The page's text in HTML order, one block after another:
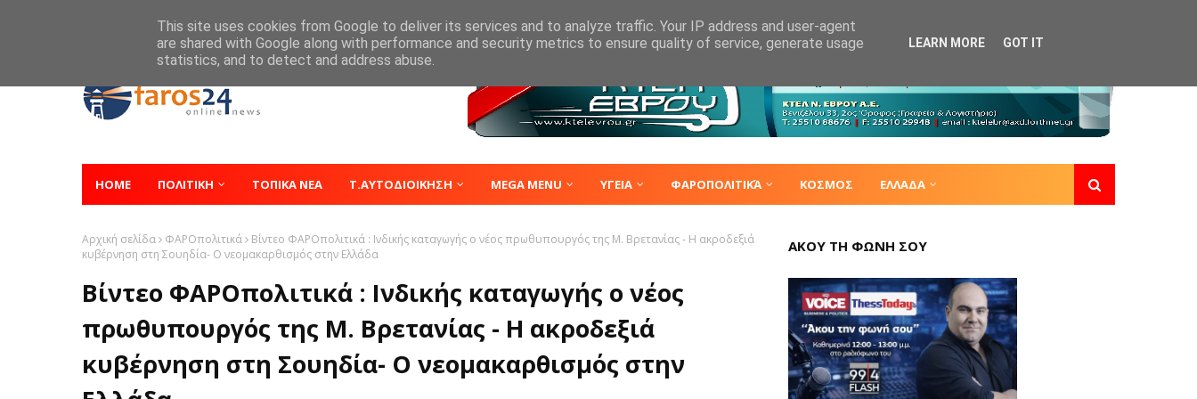
HOME ΠΟΛΙΤΙΚΗ ΤΟΠΙΚΑ ΝΕΑ Τ.ΑΥΤΟΔΙΟΙΚΗΣΗ MEGA MENU ΥΓΕΙΑ ΦΑΡΟΠΟΛΙΤΙΚΆ ΚΟΣΜΟΣ ΕΛΛΑΔΑ
Αρχική σελίδα ΦΑΡΟπολιτικά
Βίντεο ΦΑΡΟπολιτικά : Ινδικής καταγωγής ο νέος πρωθυπουργός της Μ. Βρετανίας - Η ακροδεξιά
κυβέρνηση στη Σουηδία- Ο νεομακαρθισμός στην Ελλάδα
Βίντεο ΦΑΡΟπολιτικά : Ινδικής καταγωγής ο νέος
πρωθυπουργός της Μ. Βρετανίας - Η ακροδεξιά
κυβέρνηση στη Σουηδία- Ο νεομακαρθισμός στην
ΑΚΟΥ ΤΗ ΦΩΝΗ ΣΟΥ
This site uses cookies from Google to deliver its services and to analyze traffic. Your IP address and user-agent
are shared with Google along with performance and security metrics to ensure quality of service, generate usage
statistics, and to detect and address abuse.
LEARN MORE GOT IT